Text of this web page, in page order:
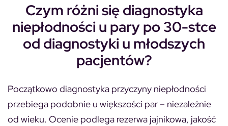
Czym różni się diagnostyka
niepłodności u pary po 30-stce
od diagnostyki u młodszych
pacjentów?
Początkowo diagnostyka przyczyny niepłodności
przebiega podobnie u większości par – niezależnie
od wieku. Ocenie podlega rezerwa jajnikowa, jakość